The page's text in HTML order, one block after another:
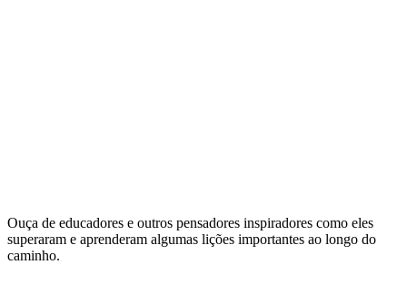
Ouça de educadores e outros pensadores inspiradores como eles
superaram e aprenderam algumas lições importantes ao longo do
caminho.